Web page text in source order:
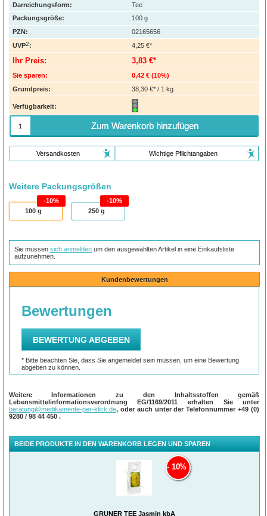
Darreichungsform:
Tee
Packungsgröße:
100 g
PZN:
02165656
UVP2: 4,25 €*
Ihr Preis: 3,83 €*
Sie sparen: 0,42 € (10%)
Grundpreis:
38,30 €* / 1 kg
Verfügbarkeit:
Zum Warenkorb hinzufügen
Versandkosten Wichtige Pflichtangaben
Weitere Packungsgrößen
100 g
10%
250g
10%
Sie müssensich anmelden um den ausgewählten Artikel in eine Einkaufsliste
aufzunehmen.
Kundenbewertungen
Weitere Informationen zu den Inhaltsstoffen gemäß
Lebensmittelinformationsverordnung EG/1169/2011 erhalten Sie unter
beratung@medikamente-per-klick.de, oder auch unter der Telefonnummer+49 (0)
9280 / 98 44 450 .
BEIDE PRODUKTE IN DEN WARENKORB LEGEN UND SPAREN
GRÜNER TEE Jasmin kbA
10%